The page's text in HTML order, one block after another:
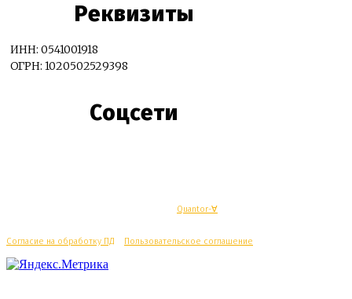
Реквизиты
ИНН: 0541001918
ОГРН: 1020502529398
Соцсети
Quantor-∀
Согласие на обработку ПД Пользовательское соглашение